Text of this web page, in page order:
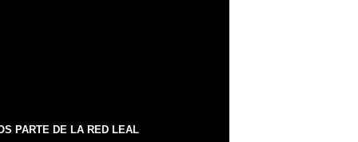
PARTE DE LA RED LEAL